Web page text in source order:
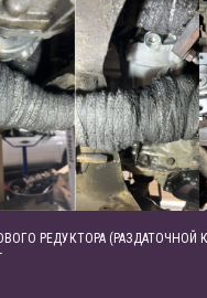
РЕДУКТОРА (РАЗДАТОЧНОЙ